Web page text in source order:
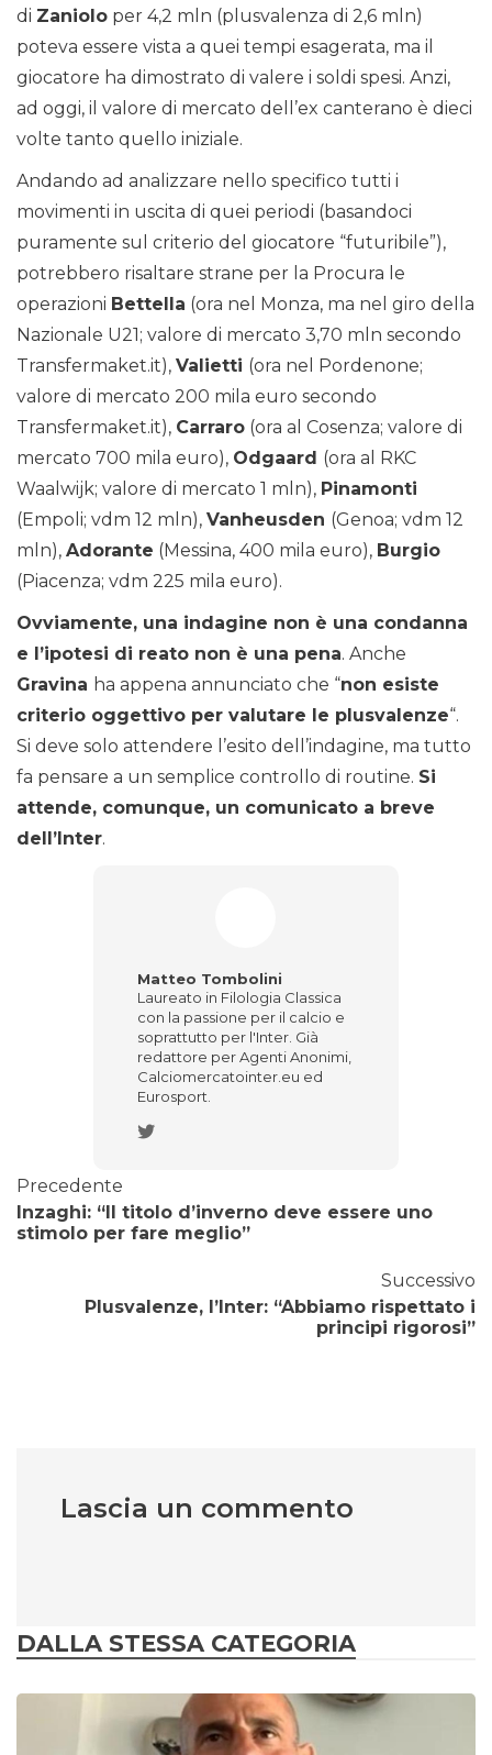
di Zaniolo per 4,2 mln (plusvalenza di 2,6 mln)
poteva essere vista a quei tempi esagerata, ma il
giocatore ha dimostrato di valere i soldi spesi. Anzi,
ad oggi, il valore di mercato dell’ex canterano è dieci
volte tanto quello iniziale.
Andando ad analizzare nello specifico tutti i
movimenti in uscita di quei periodi (basandoci
puramente sul criterio del giocatore “futuribile”),
potrebbero risaltare strane per la Procura le
operazioni Bettella (ora nel Monza, ma nel giro della
Nazionale U21; valore di mercato 3,70 mln secondo
Transfermaket.it), Valietti (ora nel Pordenone;
valore di mercato 200 mila euro secondo
Transfermaket.it), Carraro (ora al Cosenza; valore di
mercato 700 mila euro), Odgaard (ora al RKC
Waalwijk; valore di mercato 1 mln), Pinamonti
(Empoli; vdm 12 mln), Vanheusden (Genoa; vdm 12
mln), Adorante (Messina, 400 mila euro), Burgio
(Piacenza; vdm 225 mila euro).
Ovviamente, una indagine non è una condanna
e l’ipotesi di reato non è una pena. Anche
Gravina ha appena annunciato che “non esiste
criterio oggettivo per valutare le plusvalenze“.
Si deve solo attendere l’esito dell’indagine, ma tutto
fa pensare a un semplice controllo di routine. Si
attende, comunque, un comunicato a breve
dell’Inter.
Matteo Tombolini
Laureato in Filologia Classica
con la passione per il calcio e
soprattutto per l'Inter. Già
redattore per Agenti Anonimi,
Calciomercatointer.eu ed
Eurosport.
Precedente
Inzaghi: “Il titolo d’inverno deve essere uno
stimolo per fare meglio”
Successivo
Plusvalenze, l’Inter: “Abbiamo rispettato i
principi rigorosi”
Lascia un commento
DALLA STESSA CATEGORIA